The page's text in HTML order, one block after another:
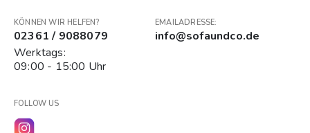
KÖNNEN WIR HELFEN?
02361 / 9088079
Werktags:
09:00 - 15:00 Uhr
EMAILADRESSE:
info@sofaundco.de
FOLLOW US